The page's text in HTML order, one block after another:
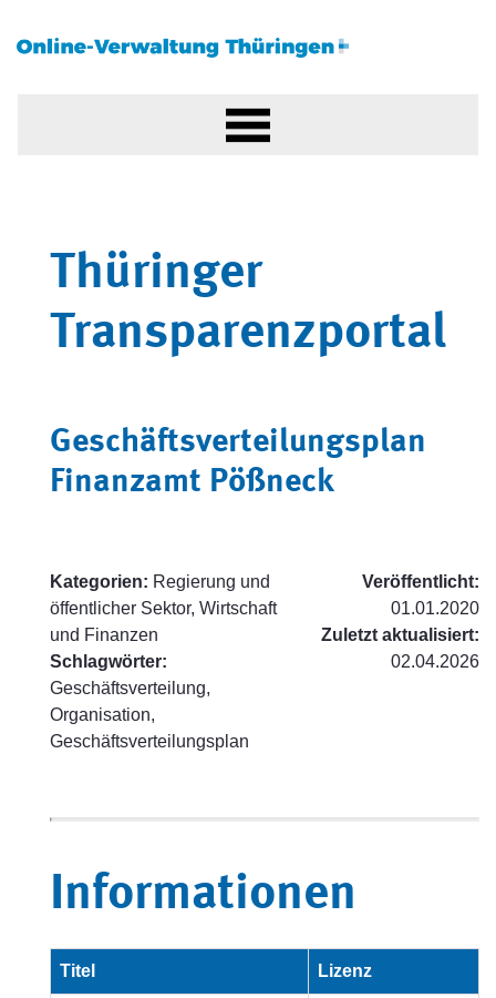
Thüringer
Transparenzportal
Geschäftsverteilungsplan
Finanzamt Pößneck
Kategorien: Regierung und
öffentlicher Sektor, Wirtschaft
und Finanzen
Schlagwörter:
Geschäftsverteilung,
Organisation,
Geschäftsverteilungsplan
Veröffentlicht:
01.01.2020
Zuletzt aktualisiert:
02.04.2026
Informationen
Titel Lizenz